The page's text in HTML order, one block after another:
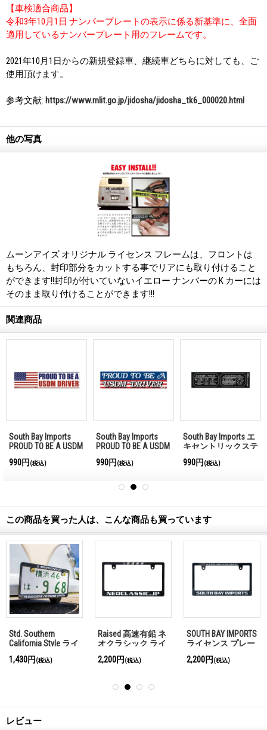
【車検適合商品】
令和3年10月1日 ナンバープレートの表示に係る新基準に、全面
適用しているナンバープレート用のフレームです。
2021年10月1日からの新規登録車、継続車どちらに対しても、ご
使用頂けます。
参考文献: https://www.mlit.go.jp/jidosha/jidosha_tk6_000020.html
他の写真
ムーンアイズ オリジナル ライセンス フレームは、フロントは
もちろん、封印部分をカットする事でリアにも取り付けること
ができます!!封印が付いていないイエロー ナンバーの K カーには
そのまま取り付けることができます!!!
関連商品
South Bay Imports
PROUD TO BE A USDM
ー ステッカー
990円 (税込)
South Bay Imports
PROUD TO BE A USDM
ー ステッカー
990円 (税込)
South Bay Imports エ
キセントリックステ
ー
990円 (税込)
この商品を買った人は、こんな商品も買っています
Std. Southern
California Style ライ
レーム【MG058】
1,430円 (税込)
Raised 高速有鉛 ネ
オクラシック ライ
レーム for JPN サイ
2,200円 (税込)
SOUTH BAY IMPORTS
ライセンス プレー
ク) for JPN サイズ
2,200円 (税込)
レビュー